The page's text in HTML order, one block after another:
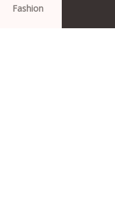
Fashion